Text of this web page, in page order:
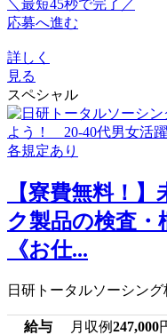
＼最短45秒で完了／
応募へ進む
詳しく
見る
スペシャル
【寮費無料！
ク製品の検査・
《お仕...
日研トータルソーシン
給与 月収例247,000